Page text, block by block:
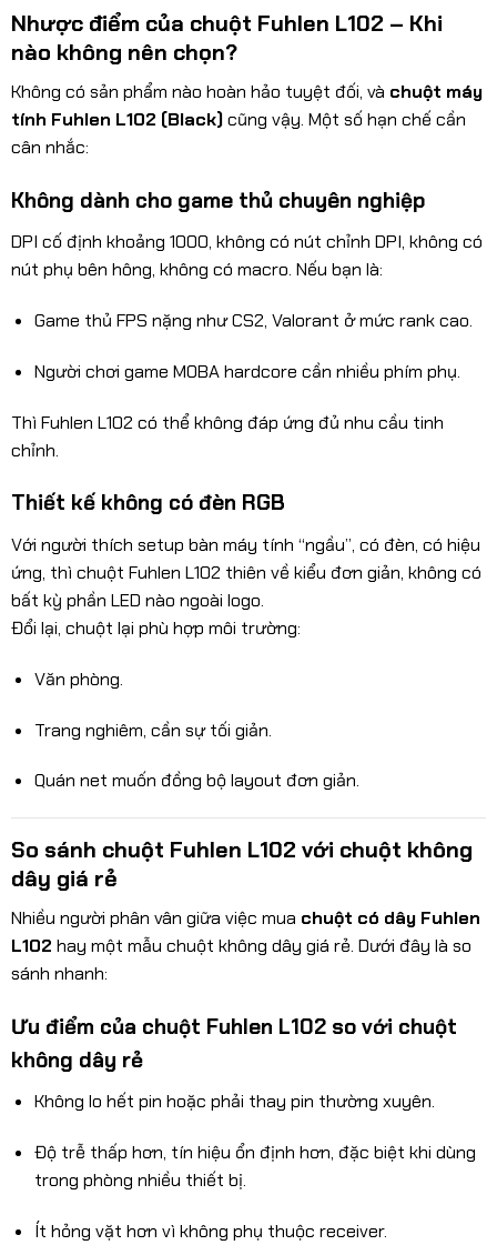
Nhược điểm của chuột Fuhlen L102 – Khi
nào không nên chọn?
Không có sản phẩm nào hoàn hảo tuyệt đối, và chuột máy
tính Fuhlen L102 (Black)cũng vậy. Một số hạn chế cần
cân nhắc:
Không dành cho game thủ chuyên nghiệp
DPI cố định khoảng 1000, không có nút chỉnh DPI, không có
nút phụ bên hông, không có macro. Nếu bạn là:
Game thủ FPS nặng như CS2, Valorant ở mức rank cao.
Người chơi game MOBA hardcore cần nhiều phím phụ.
Thì Fuhlen L102 có thể không đáp ứng đủ nhu cầu tinh
chỉnh.
Thiết kế không có đèn RGB
Với người thích setup bàn máy tính “ngầu”, có đèn, có hiệu
ứng, thì chuột Fuhlen L102 thiên về kiểu đơn giản, không có
bất kỳ phần LED nào ngoài logo.
Đổi lại, chuột lại phù hợp môi trường:
Văn phòng.
Trang nghiêm, cần sự tối giản.
Quán net muốn đồng bộ layout đơn giản.
So sánh chuột Fuhlen L102 với chuột không
dây giá rẻ
Nhiều người phân vân giữa việc mua chuột có dây Fuhlen
L102 hay một mẫu chuột không dây giá rẻ. Dưới đây là so
sánh nhanh:
Ưu điểm của chuột Fuhlen L102 so với chuột
không dây rẻ
Không lo hết pin hoặc phải thay pin thường xuyên.
Độ trễ thấp hơn, tín hiệu ổn định hơn, đặc biệt khi dùng
trong phòng nhiều thiết bị.
Ít hỏng vặt hơn vì không phụ thuộc receiver.